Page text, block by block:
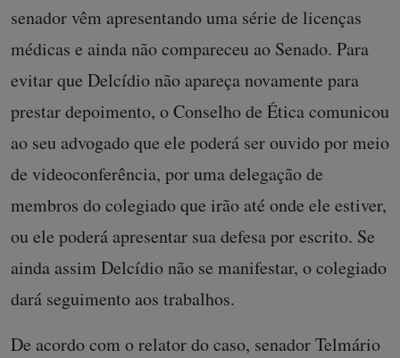
senador vêm apresentando uma série de licenças
médicas e ainda não compareceu ao Senado. Para
evitar que Delcídio não apareça novamente para
prestar depoimento, o Conselho de Ética comunicou
ao seu advogado que ele poderá ser ouvido por meio
de videoconferência, por uma delegação de
membros do colegiado que irão até onde ele estiver,
ou ele poderá apresentar sua defesa por escrito. Se
ainda assim Delcídio não se manifestar, o colegiado
dará seguimento aos trabalhos.
De acordo com o relator do caso, senador Telmário